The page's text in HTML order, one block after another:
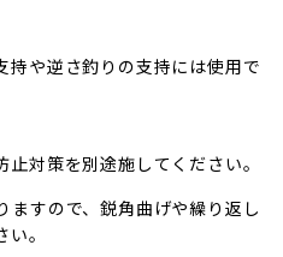
持や逆さ釣りの支持には使用で
対策を別途施してください。
ますので、鋭角曲げや繰り返し
。